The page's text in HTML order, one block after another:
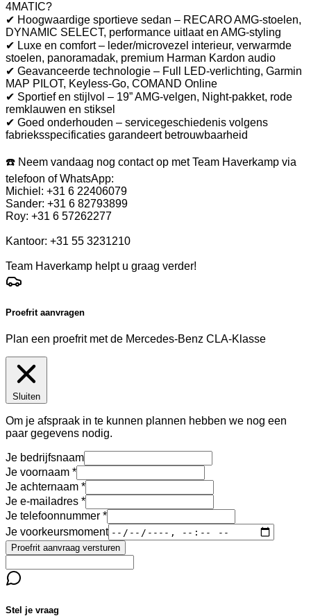
4MATIC?
✔ Hoogwaardige sportieve sedan – RECARO AMG-stoelen,
DYNAMIC SELECT, performance uitlaat en AMG-styling
✔ Luxe en comfort – leder/microvezel interieur, verwarmde
stoelen, panoramadak, premium Harman Kardon audio
✔ Geavanceerde technologie – Full LED-verlichting, Garmin
MAP PILOT, Keyless-Go, COMAND Online
✔ Sportief en stijlvol – 19” AMG-velgen, Night-pakket, rode
remklauwen en stiksel
✔ Goed onderhouden – servicegeschiedenis volgens
fabrieksspecificaties garandeert betrouwbaarheid
☎️ Neem vandaag nog contact op met Team Haverkamp via
telefoon of WhatsApp:
Michiel: +31 6 22406079
Sander: +31 6 82793899
Roy: +31 6 57262277
Kantoor: +31 55 3231210
Team Haverkamp helpt u graag verder!
Proefrit aanvragen
Plan een proefrit met de Mercedes-Benz CLA-Klasse
Sluiten
Om je afspraak in te kunnen plannen hebben we nog een
paar gegevens nodig.
Je bedrijfsnaam
Je voornaam
Je achternaam
Je e-mailadres
Je telefoonnummer
Je voorkeursmoment
Proefrit aanvraag versturen
Stel je vraag